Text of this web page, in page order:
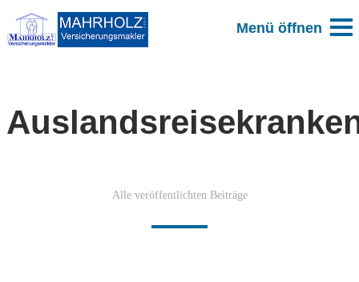
Alle veröffentlichten Beiträge